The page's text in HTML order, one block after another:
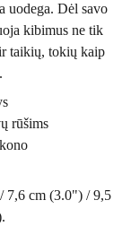
uodega. Dėl savo
kibimus ne tik
taikių, tokių kaip
rūšims
7,6 cm (3.0") / 9,5